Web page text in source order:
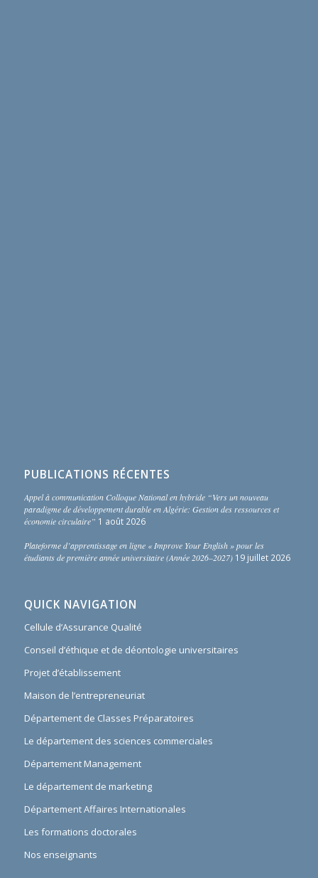
PUBLICATIONS RÉCENTES
Appel à communication Colloque National en hybride “Vers un nouveau
paradigme de développement durable en Algérie: Gestion des ressources et
économie circulaire” 1 août 2026
Plateforme d’apprentissage en ligne « Improve Your English » pour les
étudiants de première année universitaire (Année 2026–2027) 19 juillet 2026
QUICK NAVIGATION
Cellule d’Assurance Qualité
Conseil d’éthique et de déontologie universitaires
Projet d’établissement
Maison de l’entrepreneuriat
Département de Classes Préparatoires
Le département des sciences commerciales
Département Management
Le département de marketing
Département Affaires Internationales
Les formations doctorales
Nos enseignants